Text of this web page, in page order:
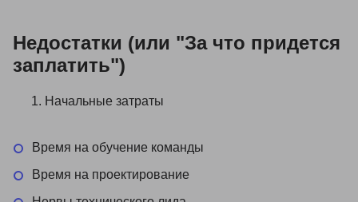
Недостатки (или "За что придется
заплатить")
Начальные затраты
Время на обучение команды
Время на проектирование